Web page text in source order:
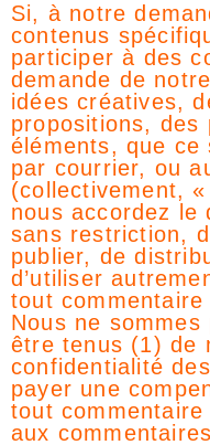
Si, à notre
contenus
participer à des
demande de
idées créatives,
propositions, des
éléments, que ce
par courrier, ou
(collectivement,
nous accordez
sans restriction,
publier, de
d’utiliser
tout
Nous ne
être tenus (1) de
confidentialité
payer une
tout
aux